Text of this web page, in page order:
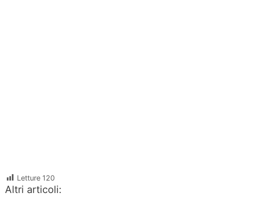
Letture 120
Altri articoli: